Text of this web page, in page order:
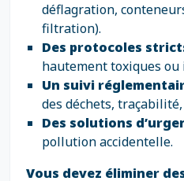
déflagration,
filtration).
Des protocoles
hautement toxiques ou
Un suivi
des déchets,
Des solutions
pollution accidentelle.
Vous devez éliminer